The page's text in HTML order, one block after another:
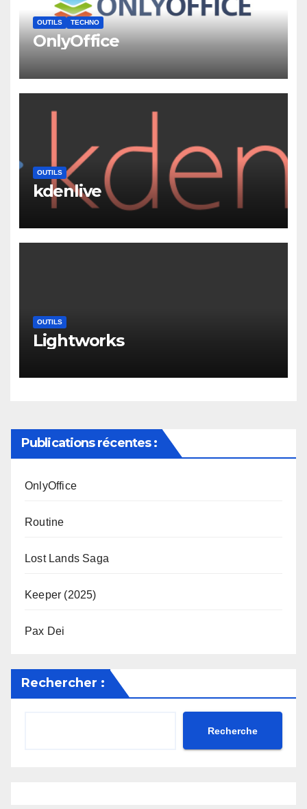
OUTILS TECHNO
OnlyOffice
OUTILS
kdenlive
OUTILS
Lightworks
Publications récentes :
OnlyOffice
Routine
Lost Lands Saga
Keeper (2025)
Pax Dei
Rechercher :
Recherche